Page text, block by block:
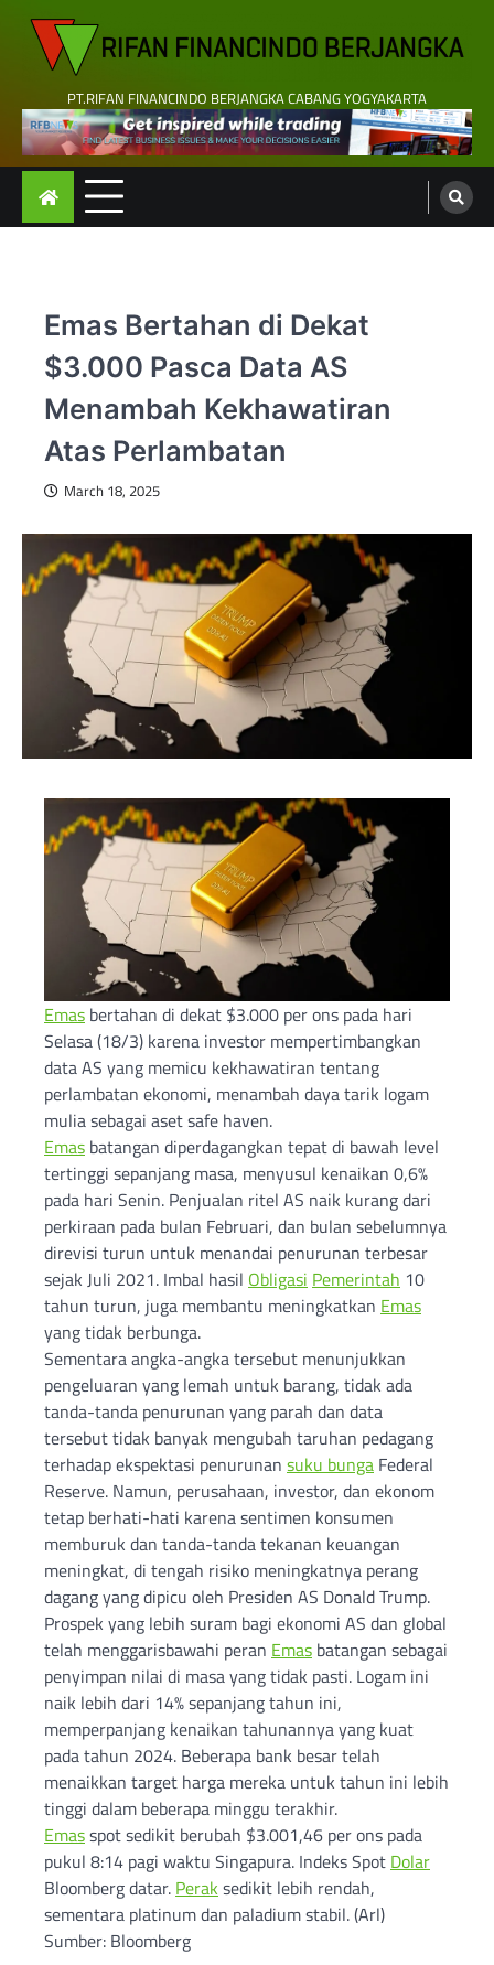
content
PT.RIFAN FINANCINDO BERJANGKA CABANG YOGYAKARTA
Emas Bertahan di Dekat
$3.000 Pasca Data AS
Menambah Kekhawatiran
Atas Perlambatan
March 18, 2025
Emas bertahan di dekat $3.000 per ons pada hari
Selasa (18/3) karena investor mempertimbangkan
data AS yang memicu kekhawatiran tentang
perlambatan ekonomi, menambah daya tarik logam
mulia sebagai aset safe haven.
Emas batangan diperdagangkan tepat di bawah level
tertinggi sepanjang masa, menyusul kenaikan 0,6%
pada hari Senin. Penjualan ritel AS naik kurang dari
perkiraan pada bulan Februari, dan bulan sebelumnya
direvisi turun untuk menandai penurunan terbesar
sejak Juli 2021. Imbal hasil Obligasi Pemerintah 10
tahun turun, juga membantu meningkatkan Emas
yang tidak berbunga.
Sementara angka-angka tersebut menunjukkan
pengeluaran yang lemah untuk barang, tidak ada
tanda-tanda penurunan yang parah dan data
tersebut tidak banyak mengubah taruhan pedagang
terhadap ekspektasi penurunan suku bunga Federal
Reserve. Namun, perusahaan, investor, dan ekonom
tetap berhati-hati karena sentimen konsumen
memburuk dan tanda-tanda tekanan keuangan
meningkat, di tengah risiko meningkatnya perang
dagang yang dipicu oleh Presiden AS Donald Trump.
Prospek yang lebih suram bagi ekonomi AS dan global
telah menggarisbawahi peran Emas batangan sebagai
penyimpan nilai di masa yang tidak pasti. Logam ini
naik lebih dari 14% sepanjang tahun ini,
memperpanjang kenaikan tahunannya yang kuat
pada tahun 2024. Beberapa bank besar telah
menaikkan target harga mereka untuk tahun ini lebih
tinggi dalam beberapa minggu terakhir.
Emasspot sedikit berubah $3.001,46 per ons pada
pukul 8:14 pagi waktu Singapura. Indeks Spot Dolar
Bloomberg datar. Perak sedikit lebih rendah,
sementara platinum dan paladium stabil. (Arl)
Sumber: Bloomberg